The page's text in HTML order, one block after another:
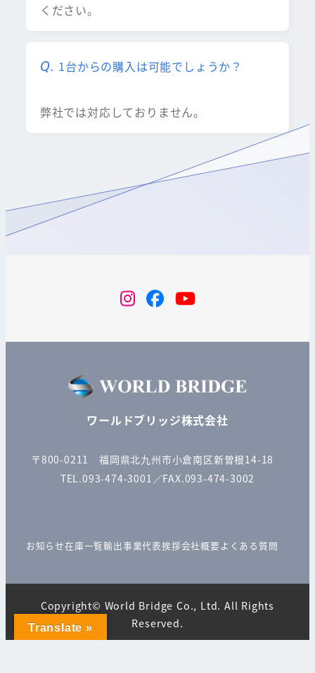
ください。
1台からの購入は可能でしょうか？
弊社では対応しておりません。
instagram
FacebookYouTube
ワールドブリッジ株式会社
〒800-0211 福岡県北九州市小倉南区新曽根14-18
TEL.093-474-3001／FAX.093-474-3002
お知らせ在庫一覧輸出事業代表挨拶会社概要よくある質問
Copyright© World Bridge Co., Ltd. All Rights
Reserved.
Translate »